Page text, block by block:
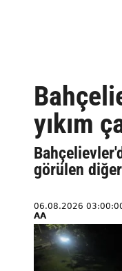
yıkım
görülen diğer
06.08.2026
AA